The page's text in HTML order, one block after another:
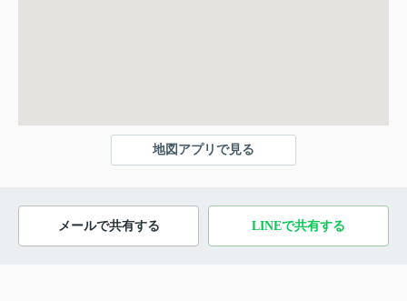
地図アプリで見る
メールで共有する LINEで共有する